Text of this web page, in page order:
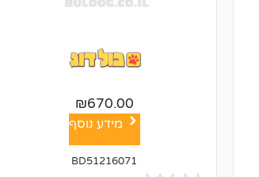
₪670.00
מידע נוסף
BD51216071